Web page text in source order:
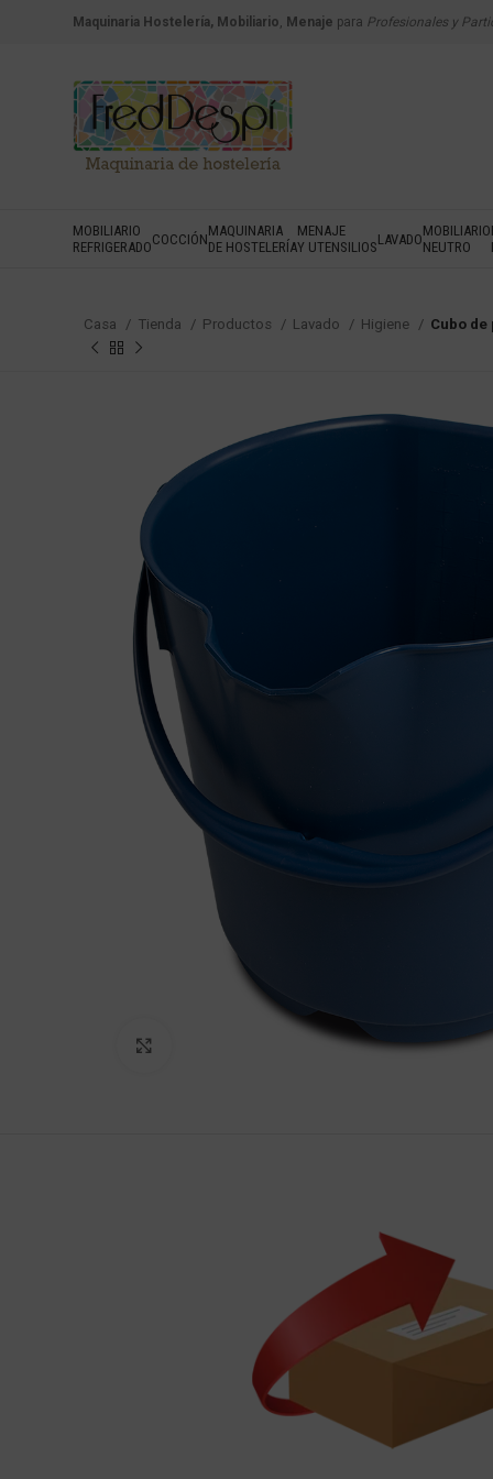
Maquinaria Hostelería, Mobiliario, Menaje para Profesionales y
MOBILIARIO
REFRIGERADOCOCCIÓNMAQUINARIA
DE HOSTELERÍA
MENAJE
Y UTENSILIOSLAVADOMOBILIARIO
NEUTRO
Casa Tienda Productos Lavado Higiene Cubo
Haga Click para agrandar